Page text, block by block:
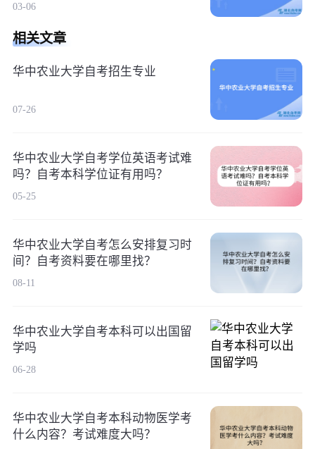
03-06
相关文章
华中农业大学自考招生专业
07-26
华中农业大学自考学位英语考试难
吗？自考本科学位证有用吗？
05-25
华中农业大学自考怎么安排复习时
间？自考资料要在哪里找？
08-11
华中农业大学自考本科可以出国留
学吗
06-28
华中农业大学自考本科动物医学考
什么内容？考试难度大吗？